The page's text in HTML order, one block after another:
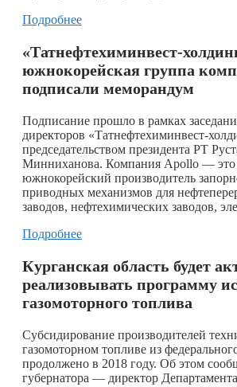
Подробнее
«Татнефтехиминвест-
южнокорейская группа
подписали меморандум
Подписание прошло в рамках
директоров «Татнефтехиминвест-
председательством президента РТ
Минниханова. Компания Apollo —
южнокорейский производитель
приводных механизмов для
заводов, нефтехимических заводов,
Подробнее
Курганская область будет
реализовывать программу
газомоторного топлива
Субсидирование производителей
газомоторном топливе из
продолжено в 2018 году. Об этом
губернатора — директор Департамента